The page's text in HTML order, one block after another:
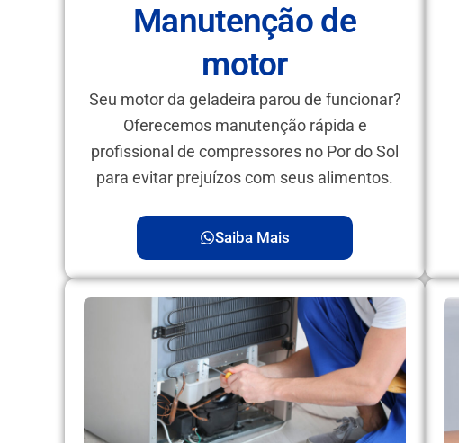
Manutenção de
motor
Seu motor da geladeira parou de funcionar?
Oferecemos manutenção rápida e
profissional de compressores no Por do Sol
para evitar prejuízos com seus alimentos.
Saiba Mais